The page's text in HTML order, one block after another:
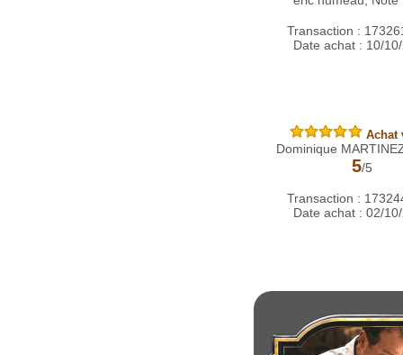
Transaction :
Date achat : 10/
Achat
Dominique
5/5
Transaction :
Date achat : 02/